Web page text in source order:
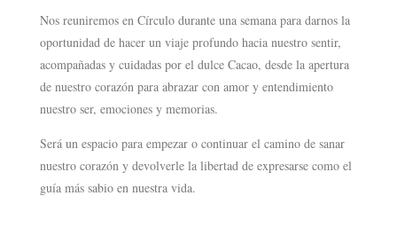
Nos reuniremos en Círculo durante una semana para darnos la
oportunidad de hacer un viaje profundo hacia nuestro sentir,
acompañadas y cuidadas por el dulce Cacao, desde la apertura
de nuestro corazón para abrazar con amor y entendimiento
nuestro ser, emociones y memorias.
Será un espacio para empezar o continuar el camino de sanar
nuestro corazón y devolverle la libertad de expresarse como el
guía más sabio en nuestra vida.